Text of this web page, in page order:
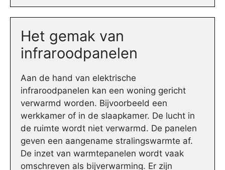
Het gemak van
infraroodpanelen
Aan de hand van elektrische
infraroodpanelen kan een woning gericht
verwarmd worden. Bijvoorbeeld een
werkkamer of in de slaapkamer. De lucht in
de ruimte wordt niet verwarmd. De panelen
geven een aangename stralingswarmte af.
De inzet van warmtepanelen wordt vaak
omschreven als bijverwarming. Er zijn